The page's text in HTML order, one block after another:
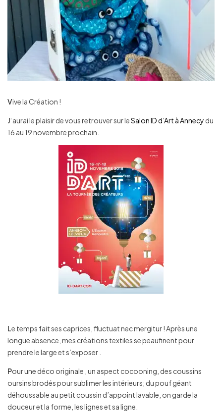
Vive la Création !
J‘aurai le plaisir de vous retrouver sur leSalon ID d’Art à Annecy du
16 au 19 novembre prochain.
Le temps fait ses caprices, fluctuat nec mergitur ! Après une
longue absence, mes créations textiles se peaufinent pour
prendre le large et s’exposer .
Pour une déco originale , un aspect cocooning, des coussins
oursins brodés pour sublimer les intérieurs; du pouf géant
déhoussable au petit coussin d’appoint lavable, on garde la
douceur et la forme, les lignes et sa ligne.